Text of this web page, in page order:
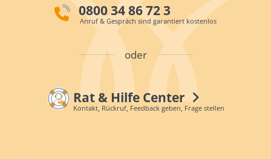
0800 34 86 72 3
Anruf & Gespräch sind garantiert kostenlos
oder
Rat & Hilfe Center
Kontakt, Rückruf, Feedback geben, Frage stellen